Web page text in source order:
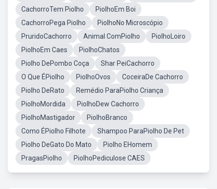
CachorroTem Piolho
PiolhoEm Boi
CachorroPega Piolho
PiolhoNo Microscópio
PruridoCachorro
Animal ComPiolho
PiolhoLoiro
PiolhoEm Caes
PiolhoChatos
Piolho DePombo Coça
Shar PeiCachorro
O Que ÉPiolho
PiolhoOvos
CoceiraDe Cachorro
Piolho DeRato
Remédio ParaPiolho Criança
PiolhoMordida
PiolhoDew Cachorro
PiolhoMastigador
PiolhoBranco
Como ÉPiolho Filhote
Shampoo ParaPiolho De Pet
Piolho DeGato Do Mato
Piolho EHomem
PragasPiolho
PiolhoPediculose CAES